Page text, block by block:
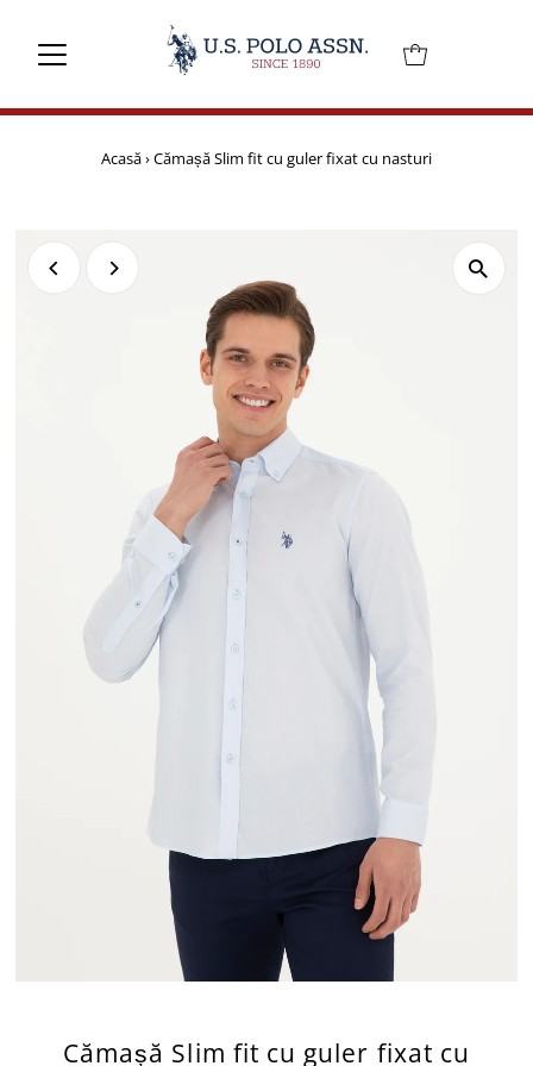
Acasă›Cămașă Slim fit cu guler fixat cu nasturi
Cămașă Slim fit cu guler fixat cu